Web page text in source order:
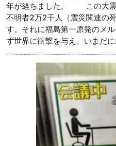
年が経ちました。 この大震
不明者2万2千人（震災関連の
す。それに福島第一原発のメ
ず世界に衝撃を与え、いまだ